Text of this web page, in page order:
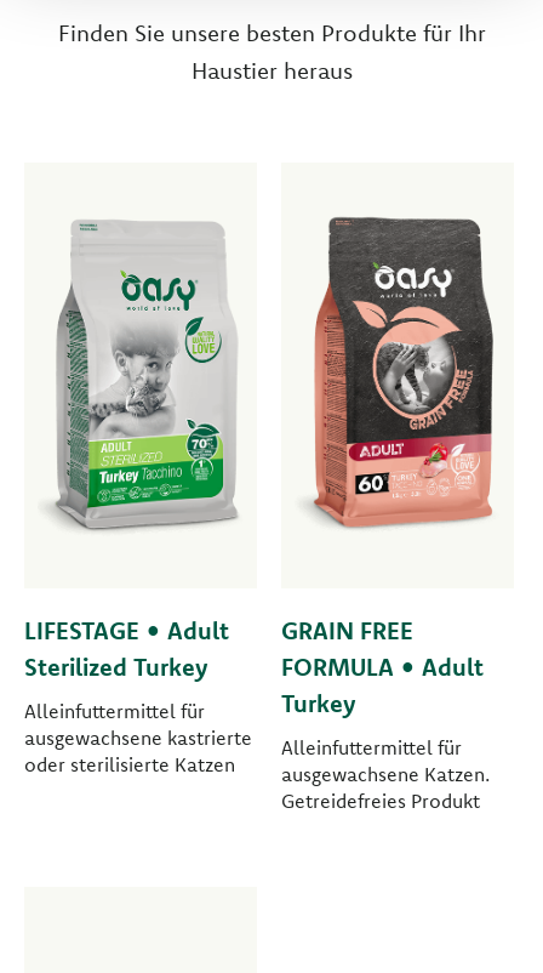
Finden Sie unsere besten Produkte für Ihr
Haustier heraus
LIFESTAGE • Adult
Sterilized Turkey
Alleinfuttermittel für
ausgewachsene kastrierte
oder sterilisierte Katzen
GRAIN FREE
FORMULA • Adult
Turkey
Alleinfuttermittel für
ausgewachsene Katzen.
Getreidefreies Produkt